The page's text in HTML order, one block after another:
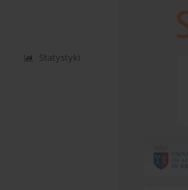
Statystyki